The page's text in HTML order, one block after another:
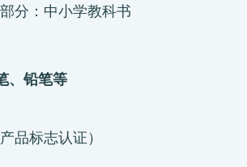
分：中小学教科书
、铅笔等
品标志认证）